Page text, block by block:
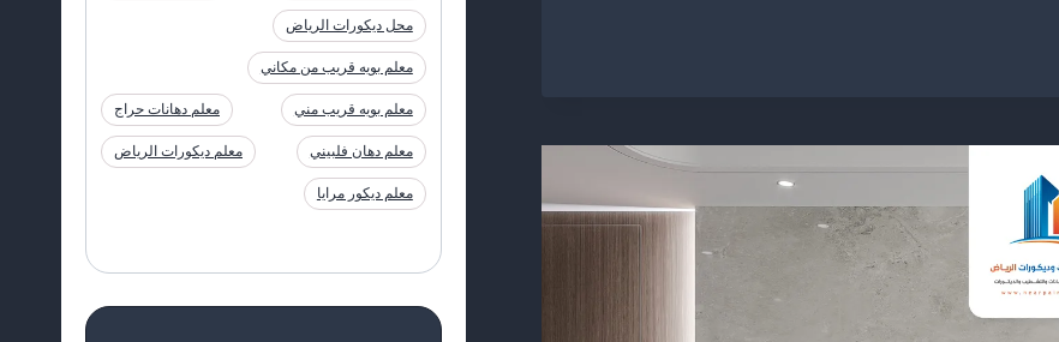
محل ديكورات الرياض
معلم بويه قريب من مكاني
معلم بويه قريب مني معلم دهانات حراج
معلم دهان فلبيني معلم ديكورات الرياض
معلم ديكور مرايا